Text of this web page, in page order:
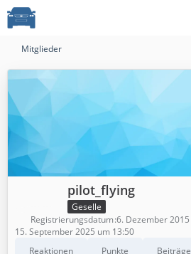
Mitglieder
pilot_flying
Geselle
Reaktionen
Punkte
Beiträge
Registrierungsdatum 6. Dezember 2015
15. September 2025 um 13:50